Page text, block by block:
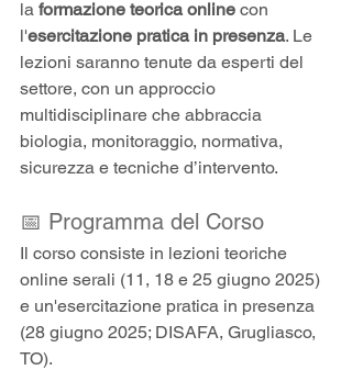
la formazione teorica online con
l'esercitazione pratica in presenza. Le
lezioni saranno tenute da esperti del
settore, con un approccio
multidisciplinare che abbraccia
biologia, monitoraggio, normativa,
sicurezza e tecniche d’intervento.
📅 Programma del Corso
Il corso consiste in lezioni teoriche
online serali (11, 18 e 25 giugno 2025)
e un'esercitazione pratica in presenza
(28 giugno 2025; DISAFA, Grugliasco,
TO).